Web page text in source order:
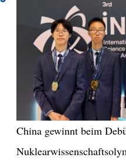
China gewinnt beim